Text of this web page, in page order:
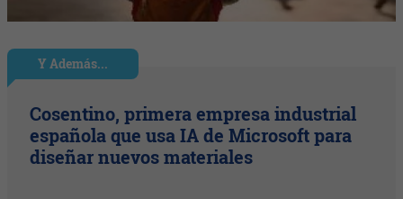
Y Además...
Cosentino, primera empresa industrial
española que usa IA de Microsoft para
diseñar nuevos materiales